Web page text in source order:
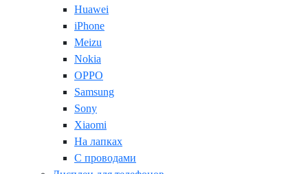
Huawei
iPhone
Meizu
Nokia
OPPO
Samsung
Sony
Xiaomi
На лапках
С проводами